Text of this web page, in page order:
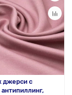
джерси с